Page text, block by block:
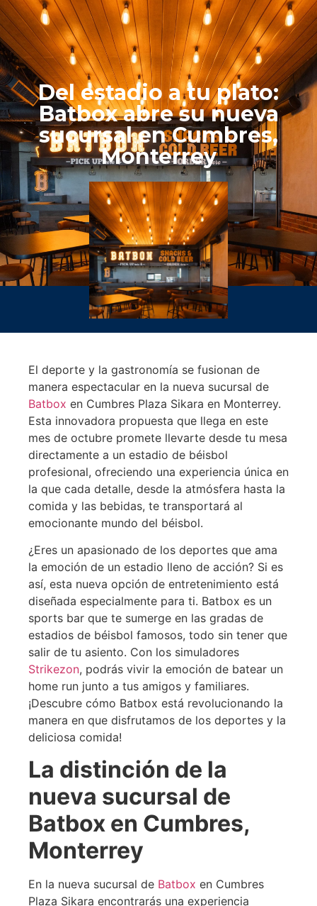
Del estadio a tu plato:
Batbox abre su nueva
sucursal en Cumbres,
Monterrey
El deporte y la gastronomía se fusionan de
manera espectacular en la nueva sucursal de
Batbox en Cumbres Plaza Sikara en Monterrey.
Esta innovadora propuesta que llega en este
mes de octubre promete llevarte desde tu mesa
directamente a un estadio de béisbol
profesional, ofreciendo una experiencia única en
la que cada detalle, desde la atmósfera hasta la
comida y las bebidas, te transportará al
emocionante mundo del béisbol.
¿Eres un apasionado de los deportes que ama
la emoción de un estadio lleno de acción? Si es
así, esta nueva opción de entretenimiento está
diseñada especialmente para ti. Batbox es un
sports bar que te sumerge en las gradas de
estadios de béisbol famosos, todo sin tener que
salir de tu asiento. Con los simuladores
Strikezon, podrás vivir la emoción de batear un
home run junto a tus amigos y familiares.
¡Descubre cómo Batbox está revolucionando la
manera en que disfrutamos de los deportes y la
deliciosa comida!
La distinción de la
nueva sucursal de
Batbox en Cumbres,
Monterrey
En la nueva sucursal de Batbox en Cumbres
Plaza Sikara encontrarás una experiencia